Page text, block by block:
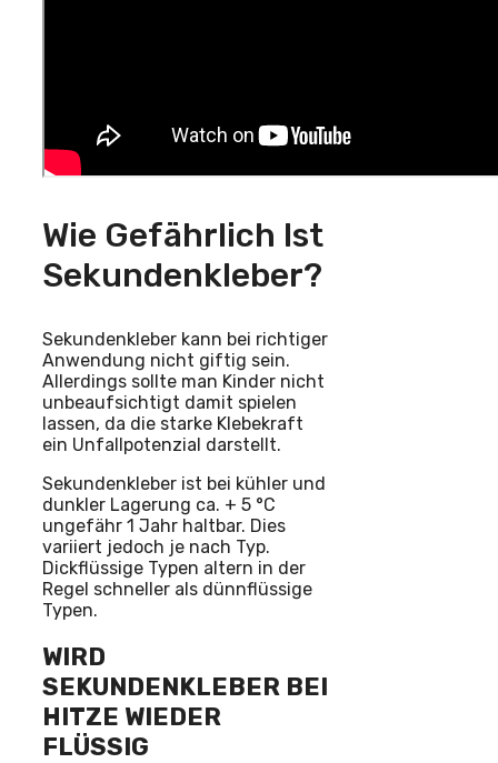
Wie Gefährlich Ist
Sekundenkleber?
Sekundenkleber kann bei richtiger
Anwendung nicht giftig sein.
Allerdings sollte man Kinder nicht
unbeaufsichtigt damit spielen
lassen, da die starke Klebekraft
ein Unfallpotenzial darstellt.
Sekundenkleber ist bei kühler und
dunkler Lagerung ca. + 5 °C
ungefähr 1 Jahr haltbar. Dies
variiert jedoch je nach Typ.
Dickflüssige Typen altern in der
Regel schneller als dünnflüssige
Typen.
WIRD
SEKUNDENKLEBER BEI
HITZE WIEDER
FLÜSSIG